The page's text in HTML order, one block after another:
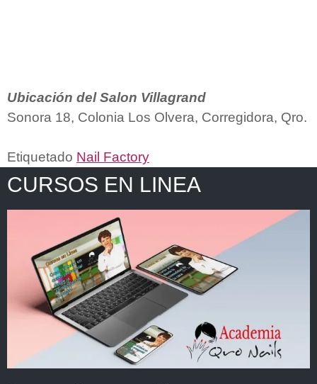
Ubicación del Salon Villagrand
Sonora 18, Colonia Los Olvera, Corregidora, Qro.
Etiquetado Nail Factory
CURSOS EN LINEA